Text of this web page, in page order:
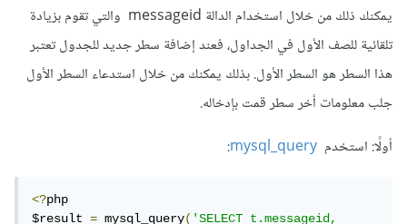
يمكنك ذلك من خلال استخدام الدالة messageid والتي تقوم بزيادة
تلقائية للصف الأول في الجداول، فعند إضافة سطر جديد للجدول تعتبر
هذا السطر هو السطر الأول. بذلك يمكنك من خلال استدعاء السطر الأول
جلب معلومات أخر سطر قمت بإدخاله.
أولًا: استخدم mysql_query
:
<?php
$result = mysql_query('SELECT t.messageid,